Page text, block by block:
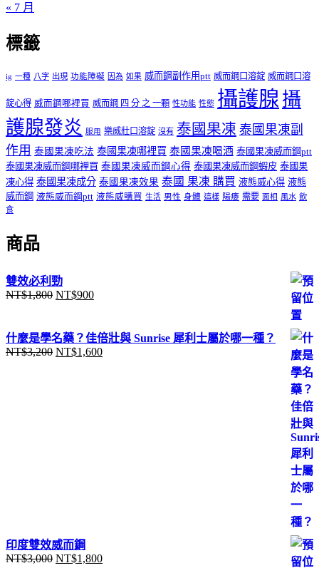
« 7 月
標籤
ig 一種 八字 出現 功能障礙 因為 如果 威而鋼副作用ptt 威而鋼口溶錠 威而鋼口溶
錠心得 威而鋼哪裡買 威而鋼 四 分 之 一顆 性功能 性慾 攝護腺 攝
護腺發炎
服用 樂威壯口溶錠 沒有 泰國果凍 泰國果凍副
作用 泰國果凍吃法 泰國果凍哪裡買 泰國果凍喝酒 泰國果凍威而鋼ptt
泰國果凍威而鋼哪裡買 泰國果凍威而鋼心得 泰國果凍威而鋼蝦皮 泰國果
凍心得 泰國果凍成分 泰國果凍效果 泰國 果凍 購買 液態威心得 液態
威而鋼 液態威而鋼ptt 液態威購買 生活 男性 身體 這樣 陽痿 需要 面相 風水 飲
食
商品
雙效必利勁
NT$1,800 原
價
格：
NT$900目
價
格：
什麼是學名藥？佳倍壯與 Sunrise 犀利士屬於哪一種？
NT$3,200 原
NT$1,600目
印度雙效威而鋼
NT$3,000 原
NT$1,800目